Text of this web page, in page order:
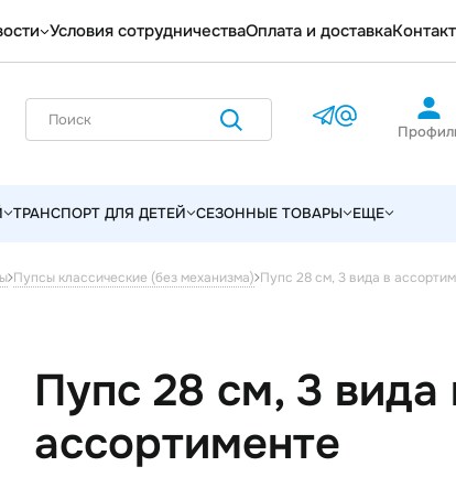
Условия сотрудничестваОплата и доставка
ТРАНСПОРТ ДЛЯ ДЕТЕЙ СЕЗОННЫЕ ТОВАРЫ ЕЩЕ
Пупсы классические (без механизма) Пупс 28 см, 3 вида в
Пупс 28 см, 3 вида
ассортименте